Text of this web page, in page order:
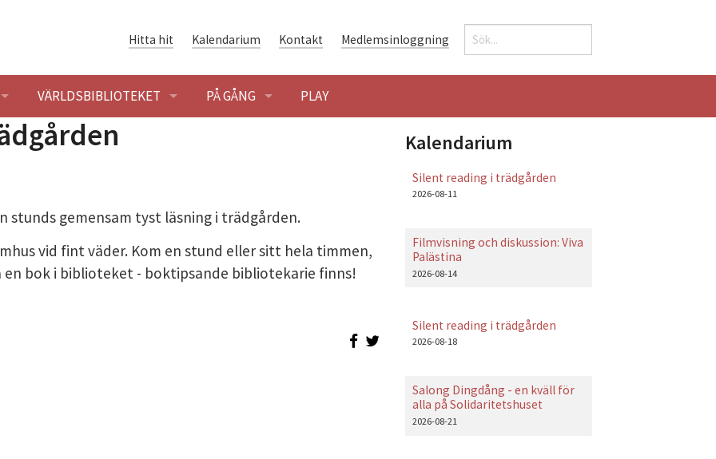
Sökformulär
Sök
Hitta hit Kalendarium Kontakt Medlemsinloggning
- FÖRENINGSHISTORIA
VÄRLDSBIBLIOTEKET
ÖPPETTIDER
VÄRLDSLITTERATUR
GLOBALARKIVET
PÅ GÅNG PLAY
stunds gemensam tyst läsning i trädgården.
vid fint väder. Kom en stund eller sitt hela timmen,
en bok i biblioteket - boktipsande bibliotekarie finns!
Kalendarium
Silent reading i trädgården
2026-08-11
Filmvisning och diskussion: Viva
Palästina
2026-08-14
Silent reading i trädgården
2026-08-18
Salong Dingdång - en kväll för
alla på Solidaritetshuset
2026-08-21